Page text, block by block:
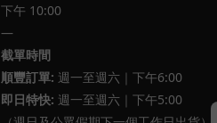
下午 10:00
—
截單時間
順豐訂單: 週一至週六｜下午6:00
即日特快: 週一至週六｜下午5:00